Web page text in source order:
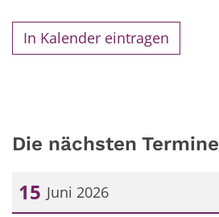
In Kalender eintragen
Die nächsten Termine
15 Juni 2026